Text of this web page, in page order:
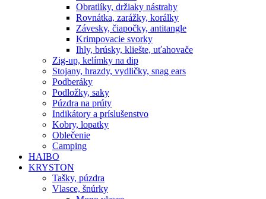
Obratlíky, držiaky nástrahy
Rovnátka, zarážky, korálky
Závesky, čiapočky, antitangle
Krimpovacie svorky
Ihly, brúsky, kliešte, uťahovače
Zig-up, kelímky na dip
Stojany, hrazdy, vydličky, snag ears
Podberáky
Podložky, saky
Púzdra na prúty
Indikátory a príslušenstvo
Kobry, lopatky
Oblečenie
Camping
HAIBO
KRYSTON
Tašky, púzdra
Vlasce, šnúrky